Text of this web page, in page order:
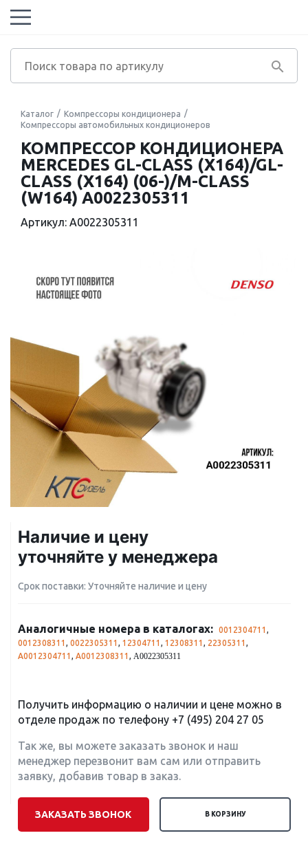
Каталог
Компрессоры кондиционера
Компрессоры автомобильных кондиционеров
КОМПРЕССОР КОНДИЦИОНЕРА
MERCEDES GL-CLASS (X164)/GL-
CLASS (X164) (06-)/M-CLASS
(W164) A0022305311
Артикул: A0022305311
Наличие и цену
уточняйте у менеджера
Срок поставки: Уточняйте наличие и цену
Аналогичные номера в каталогах: 0012304711 ,
0012308311 , 0022305311 , 12304711 , 12308311 , 22305311 ,
A0012304711 , A0012308311 , A0022305311
Получить информацию о наличии и цене можно в
отделе продаж по телефону +7 (495) 204 27 05
Так же, вы можете заказать звонок и наш
менеджер перезвонит вам сам или отправить
заявку, добавив товар в заказ.
ЗАКАЗАТЬ ЗВОНОК В КОРЗИНУ